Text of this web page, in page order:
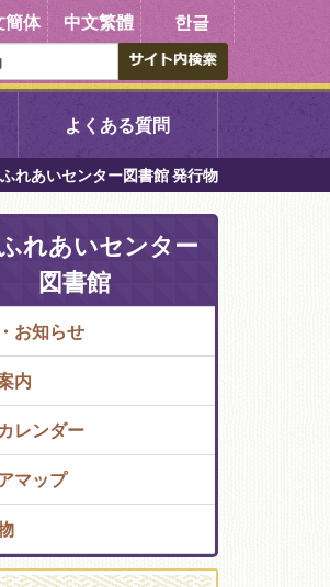
簡体 中文繁體 한글
醐中央図書館
山図書館
祥院図書館
島図書館
ミュニティプラザ深草
書館
よくある質問
れあいセンター図書館 発行物
れあいセンター
図書館
お知らせ
内
レンダー
マップ